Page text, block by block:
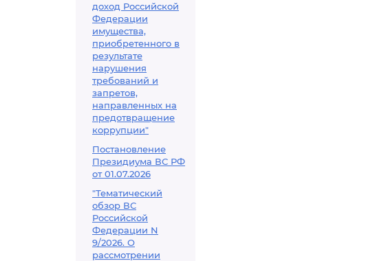
доход Российской
Федерации
имущества,
приобретенного в
результате
нарушения
требований и
запретов,
направленных на
предотвращение
коррупции"
Постановление
Президиума ВС РФ
от 01.07.2026
"Тематический
обзор ВС
Российской
Федерации N
9/2026. О
рассмотрении